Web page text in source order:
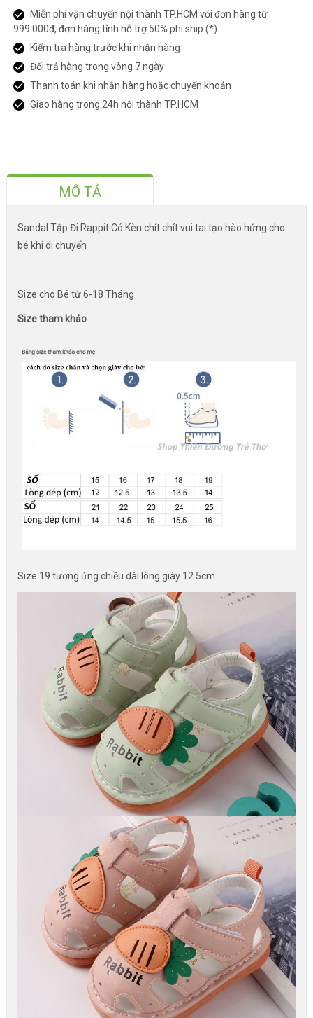
Miễn phí vận chuyển nội thành TP.HCM với đơn hàng từ
999.000đ, đơn hàng tỉnh hỗ trợ 50% phí ship (*)
Kiểm tra hàng trước khi nhận hàng
Đổi trả hàng trong vòng 7 ngày
Thanh toán khi nhận hàng hoặc chuyển khoản
Giao hàng trong 24h nội thành TP.HCM
MÔ TẢ
Sandal Tập Đi Rappit Có Kèn chít chít vui tai tạo hào hứng cho
bé khi di chuyển
Size cho Bé từ 6-18 Tháng
Size tham khảo
Size 19 tương ứng chiều dài lòng giày 12.5cm